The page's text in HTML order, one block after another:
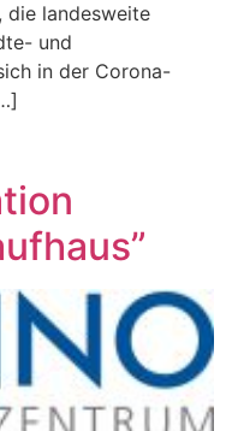
die landesweite
und
in der Corona-